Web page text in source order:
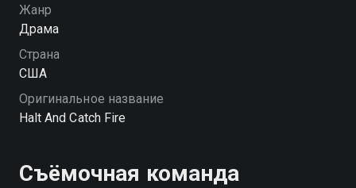
гори вы можете совершенно бесплатно в хорошем
HD качестве на Смотрёшке
Жанр
Драма
Страна
США
Оригинальное название
Halt And Catch Fire
Съёмочная команда